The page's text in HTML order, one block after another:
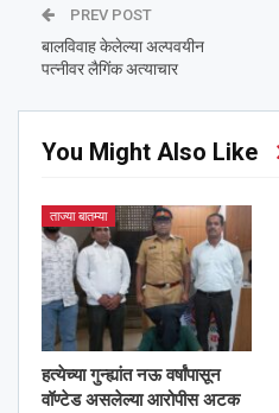
PREV POST
बालविवाह केलेल्या अल्पवयीन
पत्नीवर लैगिंक अत्याचार
You Might Also Like
ताज्या बातम्या
हत्येच्या गुन्ह्यांत नऊ वर्षांपासून
वॉण्टेड असलेल्या आरोपीस अटक